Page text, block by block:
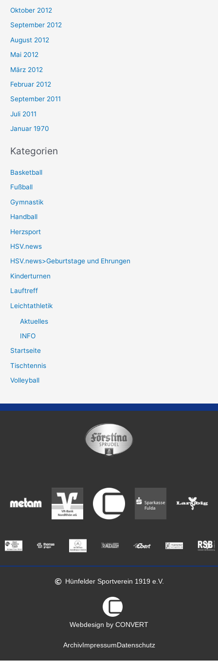
Oktober 2012
September 2012
August 2012
Mai 2012
März 2012
Februar 2012
September 2011
Juli 2011
Januar 1970
Kategorien
Basketball
Fußball
Gymnastik
Handball
Herzsport
HSV.news
HSV.news>Geburtstage und Ehrungen
Kinderturnen
Lauftreff
Leichtathletik
Aktuelles
INFO
Startseite
Tischtennis
Volleyball
Hünfelder Sportverein 1919 e.V.
Webdesign by CONVERT
ArchivImpressumDatenschutz